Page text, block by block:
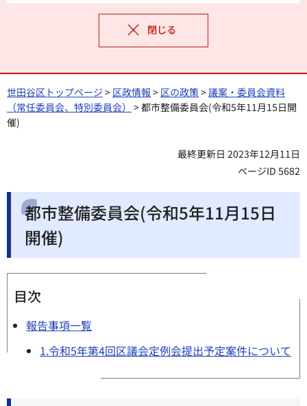
閉じる
世田谷区トップページ > 区政情報 > 区の政策>議案・委員会資料
（常任委員会、特別委員会） > 都市整備委員会(令和5年11月15日開
催)
最終更新日 2023年12月11日
ページID 5682
都市整備委員会(令和5年11月15日
開催)
目次
報告事項一覧
1.令和5年第4回区議会定例会提出予定案件について